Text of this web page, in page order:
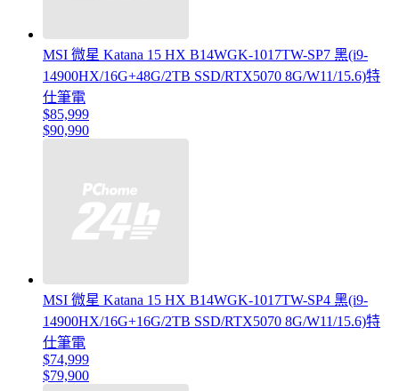
MSI 微星 Katana 15 HX B14WGK-1017TW-SP7 黑(i9-
14900HX/16G+48G/2TB SSD/RTX5070 8G/W11/15.6)特
仕筆電
$85,999
$90,990
MSI 微星 Katana 15 HX B14WGK-1017TW-SP4 黑(i9-
14900HX/16G+16G/2TB SSD/RTX5070 8G/W11/15.6)特
仕筆電
$74,999
$79,900